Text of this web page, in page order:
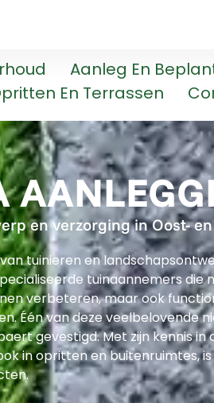
Aanleg En
En Terrassen
en verzorging in Oost- en
tuinieren en
tuinaannemers die
verbeteren, maar ook
Één van deze veelbelovende
gevestigd. Met zijn kennis in
in opritten en buitenruimtes,